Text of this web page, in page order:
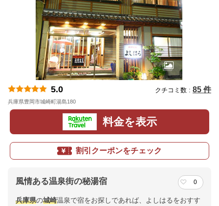
5.0 クチコミ数 : 85 件
兵庫県豊岡市城崎町湯島180
料金を表示
割引クーポンをチェック
風情ある温泉街の秘湯宿 0
兵庫県の城崎温泉で宿をお探しであれば、よしはるをおすす